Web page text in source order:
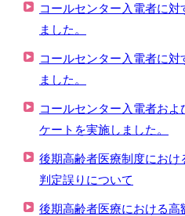
コールセンター入電者に
ました。
コールセンター入電者に
ました。
コールセンター入電者お
ケートを実施しました。
後期高齢者医療制度にお
判定誤りについて
後期高齢者医療における